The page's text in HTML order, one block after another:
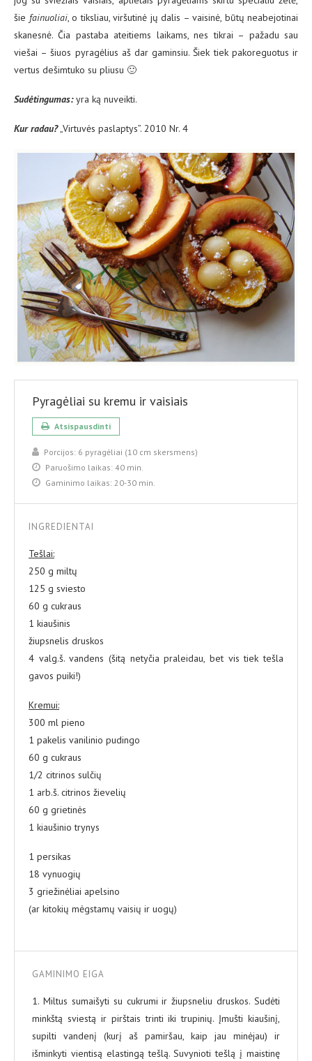
šie fainuoliai, o tiksliau, viršutinė jų dalis – vaisinė, būtų neabejotinai
skanesnė. Čia pastaba ateitiems laikams, nes tikrai – pažadu sau
viešai – šiuos pyragėlius aš dar gaminsiu. Šiek tiek pakoreguotus ir
vertus dešimtuko su pliusu 🙂
Sudėtingumas:yra ką nuveikti.
Kur radau?„Virtuvės paslaptys”. 2010 Nr. 4
Pyragėliai su kremu ir vaisiais
Atsispausdinti
Porcijos: 6 pyragėliai (10 cm skersmens)
Paruošimo laikas: 40 min.
Gaminimo laikas: 20-30 min.
INGREDIENTAI
Tešlai:
250 g miltų
125 g sviesto
60 g cukraus
1 kiaušinis
žiupsnelis druskos
4 valg.š. vandens (šitą netyčia praleidau, bet vis tiek tešla
gavos puiki!)
Kremui:
300 ml pieno
1 pakelis vanilinio pudingo
60 g cukraus
1/2 citrinos sulčių
1 arb.š. citrinos žievelių
60 g grietinės
1 kiaušinio trynys
1 persikas
18 vynuogių
3 griežinėliai apelsino
(ar kitokių mėgstamų vaisių ir uogų)
GAMINIMO EIGA
1. Miltus sumaišyti su cukrumi ir žiupsneliu druskos. Sudėti
minkštą sviestą ir pirštais trinti iki trupinių. Įmušti kiaušinį,
supilti vandenį (kurį aš pamiršau, kaip jau minėjau) ir
išminkyti vientisą elastingą tešlą. Suvynioti tešlą į maistinę